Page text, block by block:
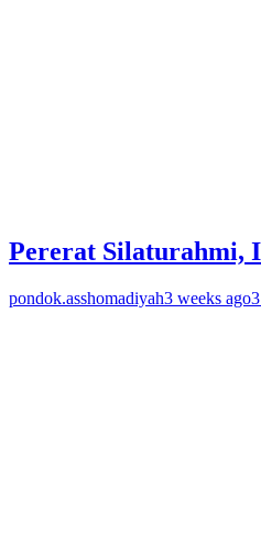
Pererat Silaturahmi,
pondok.asshomadiyah3 weeks ago